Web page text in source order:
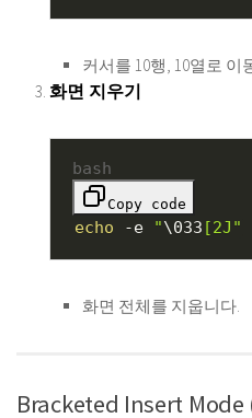
커서를 10행, 10열로 이
화면 지우기
bash
Copy code
echo -e "\033 [2J"
화면 전체를 지웁니다.
Bracketed Insert